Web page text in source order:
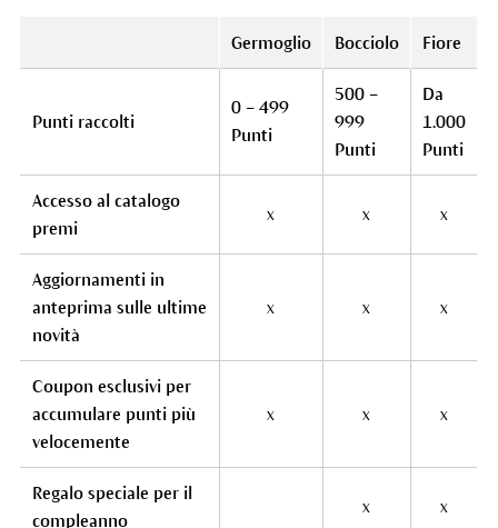
Germoglio Bocciolo Fiore
Punti raccolti
0 – 499
Punti
500 –
999
Punti
Da
1.000
Punti
Accesso al catalogo
premi
x x x
Aggiornamenti in
anteprima sulle ultime
novità
x x x
Coupon esclusivi per
accumulare punti più
velocemente
x x x
Regalo speciale per il
compleanno
x x